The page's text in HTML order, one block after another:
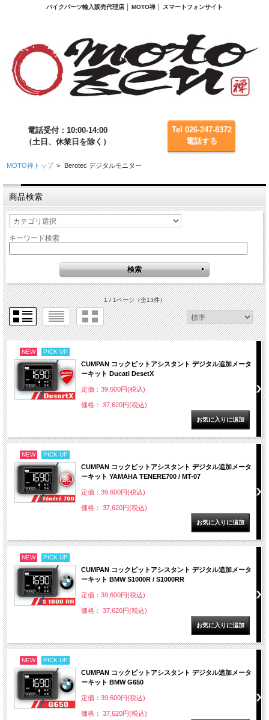
バイクパーツ輸入販売代理店 │ MOTO禅 │ スマートフォンサイト
電話受付：10:00-14:00
（土日、休業日を除く）
Tel 026-247-8372
電話する
MOTO禅トップ > Berotec デジタルモニター
商品検索
キーワード検索
1 / 1ページ（全13件）
NEW PICK UP
CUMPAN コックピットアシスタント デジタル追加メータ
ーキット Ducati DesetX
定価：39,600円(税込)
価格： 37,620円(税込)
NEW PICK UP
CUMPAN コックピットアシスタント デジタル追加メータ
ーキット YAMAHA TENERE700 / MT-07
定価：39,600円(税込)
価格： 37,620円(税込)
NEW PICK UP
CUMPAN コックピットアシスタント デジタル追加メータ
ーキット BMW S1000R / S1000RR
定価：39,600円(税込)
価格： 37,620円(税込)
NEW PICK UP
CUMPAN コックピットアシスタント デジタル追加メータ
ーキット BMW G650
定価：39,600円(税込)
価格： 37,620円(税込)